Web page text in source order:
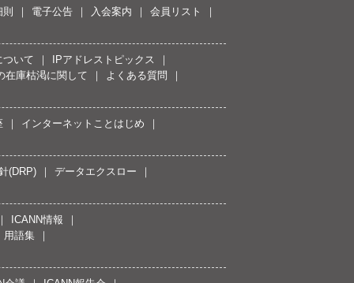
則 電子公告 入会案内 会員リスト
ついて
IPアドレストピックス
在庫枯渇に関して
よくある質問
インターネットことはじめ
(DRP) データエクスロー
ICANN情報
用語集